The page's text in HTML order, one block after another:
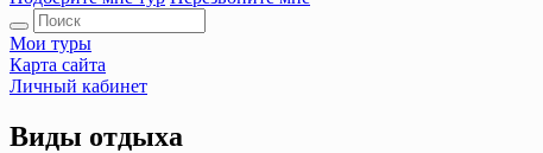
Мои туры
Карта сайта
Личный кабинет
Виды отдыха